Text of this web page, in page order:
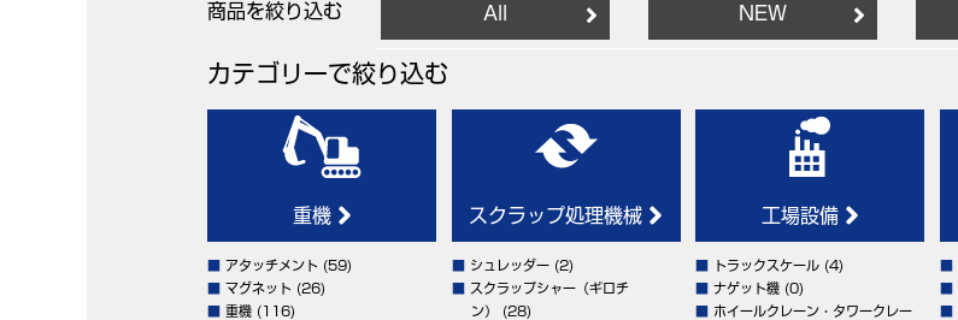
商品を絞り込む All NEW
カテゴリーで絞り込む
重機
アタッチメント (59)
マグネット (26)
重機 (116)
スクラップ処理機械
シュレッダー(2)
スクラップシャー（ギロチ
ン）
(28)
工場設備
トラックスケール (4)
ナゲット機 (0)
ホイールクレーン・タワークレー